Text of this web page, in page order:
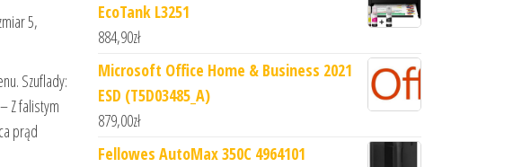
5,
Szuflady:
Z falistym
prąd
EcoTank L3251
884,90zł
Microsoft Office Home & Business 2021
ESD (T5D03485_A)
879,00zł
Fellowes AutoMax 350C 4964101